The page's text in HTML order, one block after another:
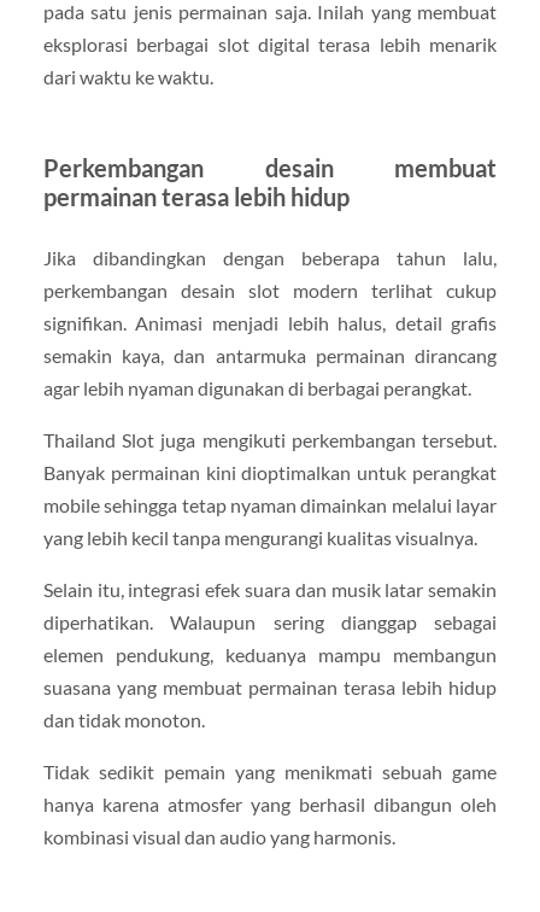
pada satu jenis permainan saja. Inilah yang membuat
eksplorasi berbagai slot digital terasa lebih menarik
dari waktu ke waktu.
Perkembangan desain membuat
permainan terasa lebih hidup
Jika dibandingkan dengan beberapa tahun lalu,
perkembangan desain slot modern terlihat cukup
signifikan. Animasi menjadi lebih halus, detail grafis
semakin kaya, dan antarmuka permainan dirancang
agar lebih nyaman digunakan di berbagai perangkat.
Thailand Slot juga mengikuti perkembangan tersebut.
Banyak permainan kini dioptimalkan untuk perangkat
mobile sehingga tetap nyaman dimainkan melalui layar
yang lebih kecil tanpa mengurangi kualitas visualnya.
Selain itu, integrasi efek suara dan musik latar semakin
diperhatikan. Walaupun sering dianggap sebagai
elemen pendukung, keduanya mampu membangun
suasana yang membuat permainan terasa lebih hidup
dan tidak monoton.
Tidak sedikit pemain yang menikmati sebuah game
hanya karena atmosfer yang berhasil dibangun oleh
kombinasi visual dan audio yang harmonis.